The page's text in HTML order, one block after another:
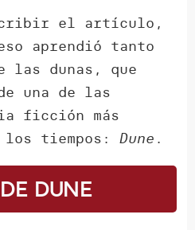
el artículo,
aprendió tanto
las dunas, que
una de las
ficción más
los tiempos:Dune .
Dune